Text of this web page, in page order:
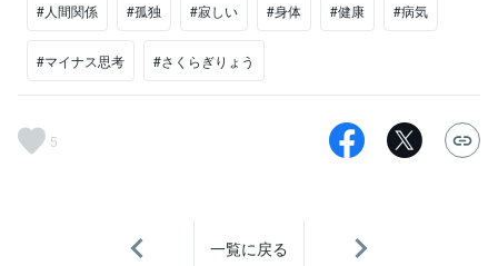
#人間関係 #孤独 #寂しい #身体 #健康 #病気
#マイナス思考 #さくらぎりょう
5
一覧に戻る